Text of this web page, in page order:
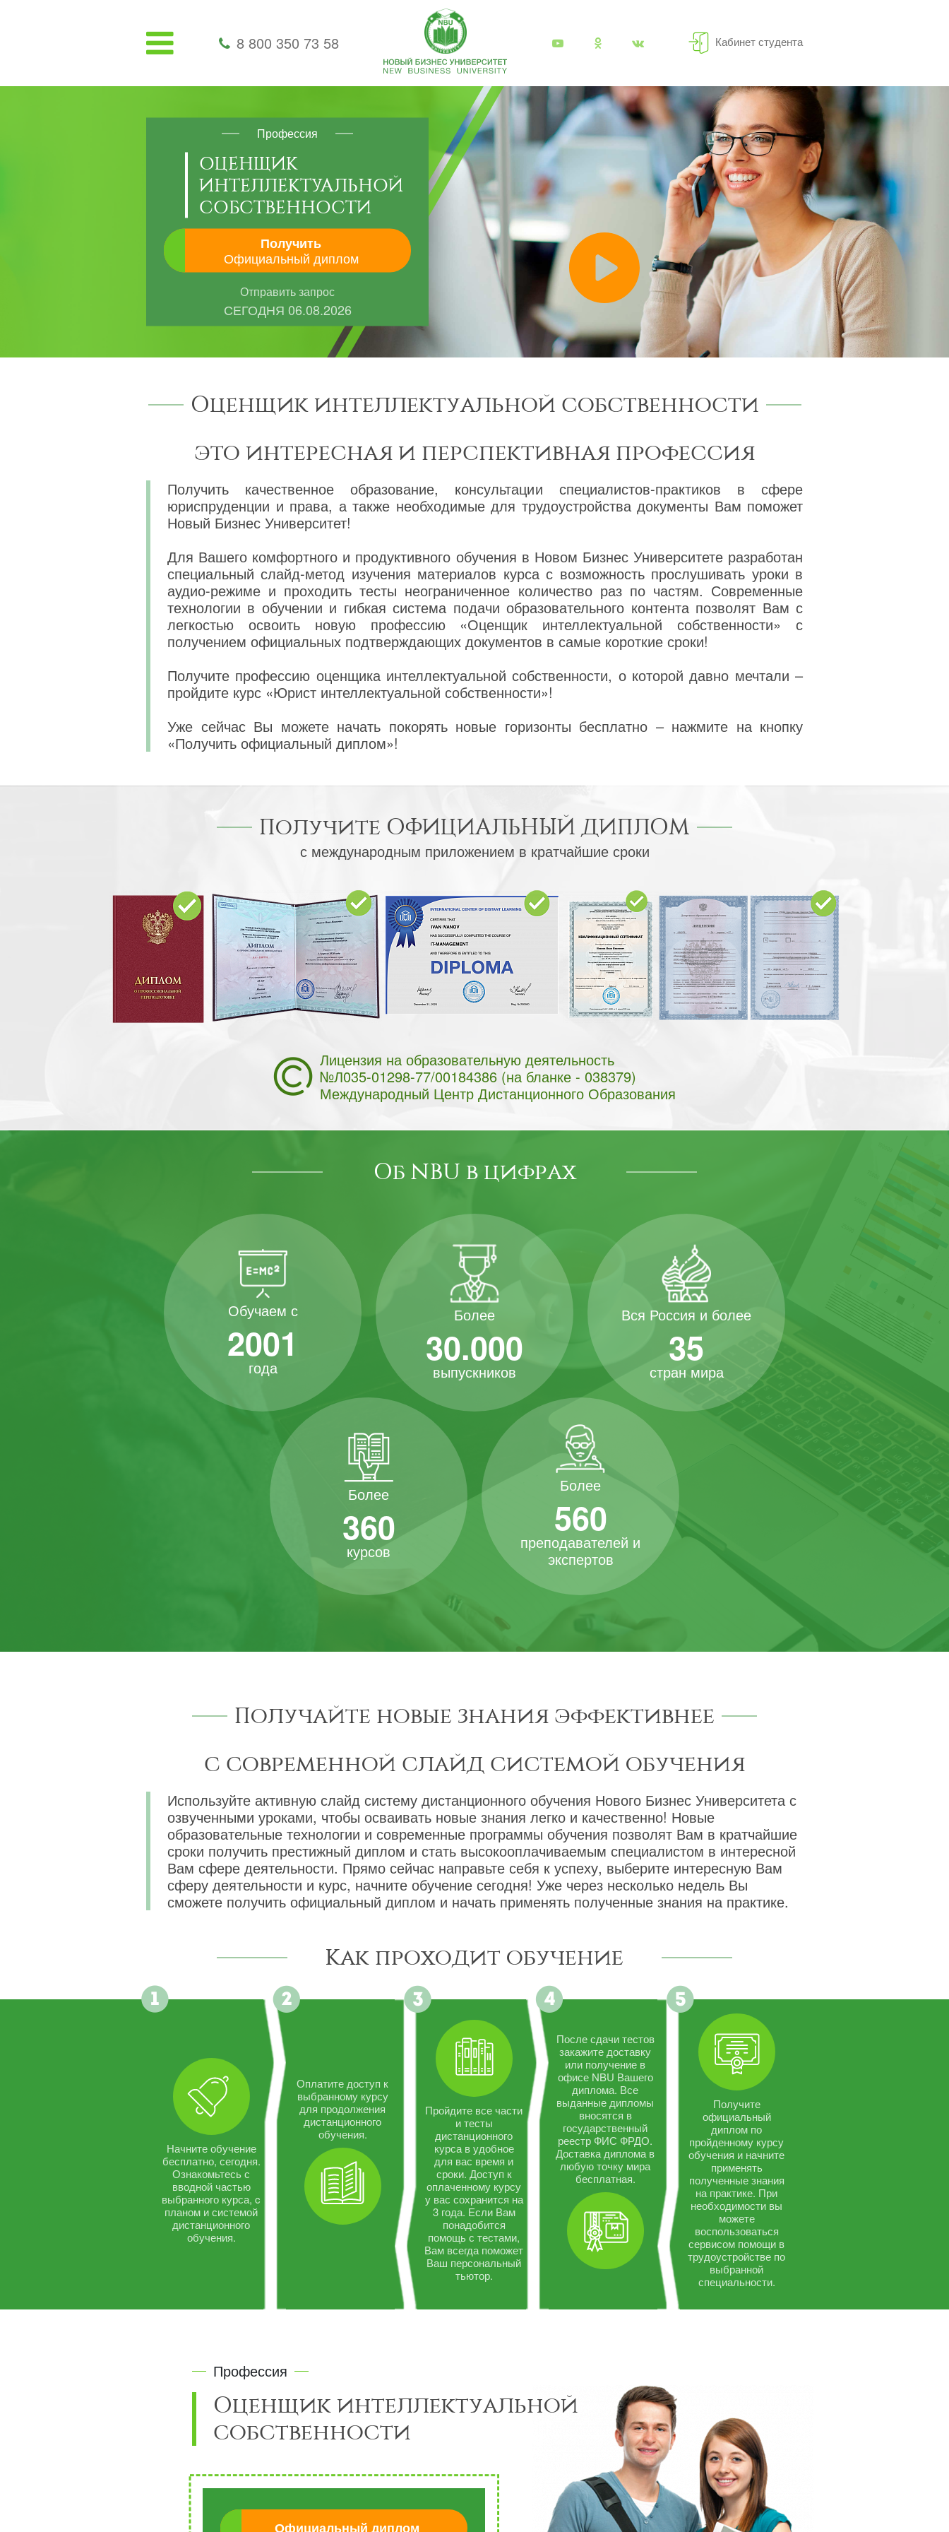
8 800 350 73 58 Кабинет студента
Профессия
ОЦЕНЩИК
ИНТЕЛЛЕКТУАЛЬНОЙ
СОБСТВЕННОСТИ
Получить
Официальный диплом
Отправить запрос
СЕГОДНЯ 06.08.2026
Оценщик интеллектуальной собственности
это интересная и перспективная профессия
Получить качественное образование, консультации специалистов-практиков в сфере
юриспруденции и права, а также необходимые для трудоустройства документы Вам поможет
Новый Бизнес Университет!
Для Вашего комфортного и продуктивного обучения в Новом Бизнес Университете разработан
специальный слайд-метод изучения материалов курса с возможность прослушивать уроки в
аудио-режиме и проходить тесты неограниченное количество раз по частям. Современные
технологии в обучении и гибкая система подачи образовательного контента позволят Вам с
легкостью освоить новую профессию «Оценщик интеллектуальной собственности» с
получением официальных подтверждающих документов в самые короткие сроки!
Получите профессию оценщика интеллектуальной собственности, о которой давно мечтали –
пройдите курс «Юрист интеллектуальной собственности»!
Уже сейчас Вы можете начать покорять новые горизонты бесплатно – нажмите на кнопку
«Получить официальный диплом»!
Получите ОФИЦИАЛЬНЫЙ ДИПЛОМ
с международным приложением в кратчайшие сроки
Лицензия на образовательную деятельность
№Л035-01298-77/00184386 (на бланке - 038379)
Международный Центр Дистанционного Образования
Об NBU в цифрах
Обучаем с
2001
года
Более
30.000
выпускников
Вся Россия и более
35
стран мира
Более
360
курсов
Более
560
преподавателей и
экспертов
Получайте новые знания эффективнее
с современной слайд системой обучения
Используйте активную слайд систему дистанционного обучения Нового Бизнес Университета с
озвученными уроками, чтобы осваивать новые знания легко и качественно! Новые
образовательные технологии и современные программы обучения позволят Вам в кратчайшие
сроки получить престижный диплом и стать высокооплачиваемым специалистом в интересной
Вам сфере деятельности. Прямо сейчас направьте себя к успеху, выберите интересную Вам
сферу деятельности и курс, начните обучение сегодня! Уже через несколько недель Вы
сможете получить официальный диплом и начать применять полученные знания на практике.
Как проходит обучение
Начните обучение
бесплатно, сегодня.
Ознакомьтесь с
вводной частью
выбранного курса, c
планом и системой
дистанционного
обучения.
Оплатите доступ к
выбранному курсу
для продолжения
дистанционного
обучения.
Пройдите все части
и тесты
дистанционного
курса в удобное
для вас время и
сроки. Доступ к
оплаченному курсу
у вас сохранится на
3 года. Если Вам
понадобится
помощь с тестами,
Вам всегда поможет
Ваш персональный
тьютор.
После сдачи тестов
закажите доставку
или получение в
офисе NBU Вашего
диплома. Все
выданные дипломы
вносятся в
государственный
реестр ФИС ФРДО.
Доставка диплома в
любую точку мира
бесплатная.
Получите
официальный
диплом по
пройденному курсу
обучения и начните
применять
полученные знания
на практике. При
необходимости вы
можете
воспользоваться
сервисом помощи в
трудоустройстве по
выбранной
специальности.
Профессия
Оценщик интеллектуальной
собственности
Официальный диплом